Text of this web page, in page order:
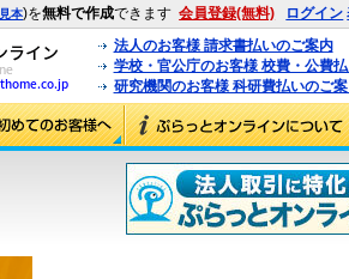
見本)を無料で作成できます 会員登録(無料) ログイン
法人のお客様 請求書払いのご案内
学校・官公庁のお客様 校費・公費
研究機関のお客様 科研費払いのご